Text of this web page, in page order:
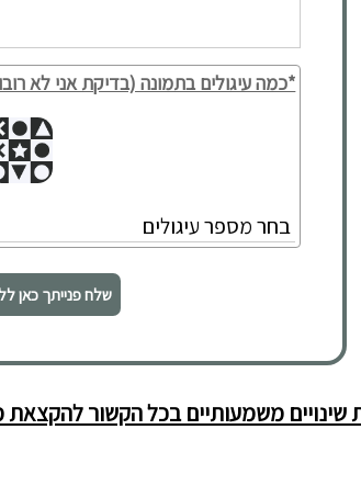
*כמה עיגולים בתמונה (בדיקת אני לא
שלח פנייתך כאן
שמעותיים בכל הקשור